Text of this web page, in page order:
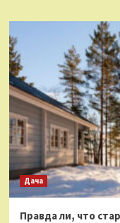
Дача
Правда ли, что